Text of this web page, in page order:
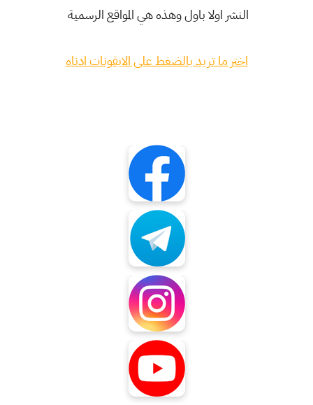
النشر اولا باول وهذه هي المواقع الرسمية
اختر ما تريد بالضغط على الايقونات ادناه